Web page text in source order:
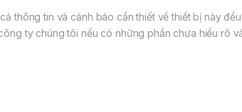
thông tin và cảnh báo cần thiết về thiết bị này
ty chúng tôi nếu có những phần chưa hiểu rõ